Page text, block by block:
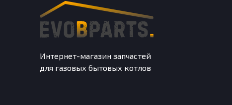
Интернет-магазин запчастей
для газовых бытовых котлов